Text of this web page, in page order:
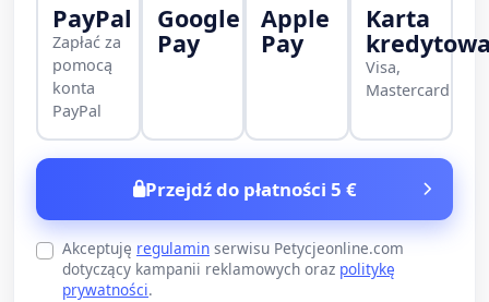
PayPal
Zapłać za
pomocą
konta
PayPal
Google
Pay
Apple
Pay
Karta
Visa,
Mastercard
Przejdź do płatności 5 €
Akceptuję regulamin serwisu Petycjeonline.com
dotyczący kampanii reklamowych oraz politykę
prywatności.